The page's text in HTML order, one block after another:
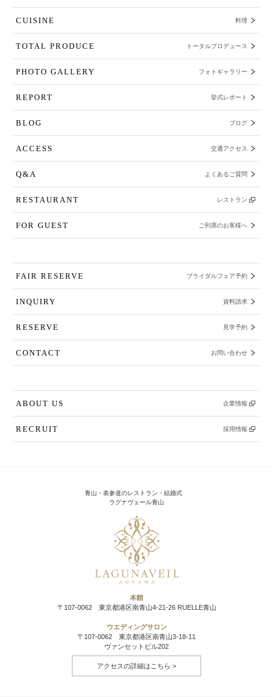
CUISINE 料理
TOTAL PRODUCE トータルプロデュース
PHOTO GALLERY フォトギャラリー
REPORT 挙式レポート
BLOG ブログ
ACCESS 交通アクセス
Q&A よくあるご質問
RESTAURANT レストラン
FOR GUEST ご列席のお客様へ
FAIR RESERVE ブライダルフェア予約
INQUIRY 資料請求
RESERVE 見学予約
CONTACT お問い合わせ
ABOUT US 企業情報
RECRUIT 採用情報
青山・表参道のレストラン・結婚式
ラグナヴェール青山
本館
〒107-0062 東京都港区南青山4-21-26 RUELLE青山
ウエディングサロン
〒107-0062 東京都港区南青山3-18-11
ヴァンセットビル202
アクセスの詳細はこちら